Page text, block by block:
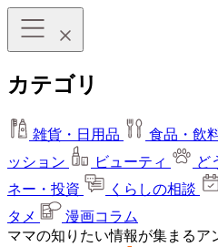
カテゴリ
雑貨・日用品 食品・飲
ッション
ビューティ ど
ネー・投資
くらしの相談
タメ
漫画コラム
ママの知りたい情報が集まるア